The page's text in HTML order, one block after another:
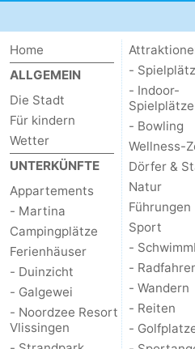
Haamstede
Natur
Kop
van
Schouwen
Walcheren
-
Veere
-
Natur
Oranjezon
-
Oostkapelle
-
Natur
de
Mantelingen
-
Domburg
-
Westkapelle
Zoutelande
-
Home
ALLGEMEIN
Die Stadt
Für kindern
Wetter
UNTERKÜNFTE
Appartements
- Martina
Campingplätze
Ferienhäuser
- Duinzicht
- Galgewei
- Noordzee Resort
Vlissingen
-
- Indoor-
Spielplätze
- Bowling
Wellness-
Dörfer &
Natur
Führungen
Sport
-
-
- Wandern
- Reiten
-